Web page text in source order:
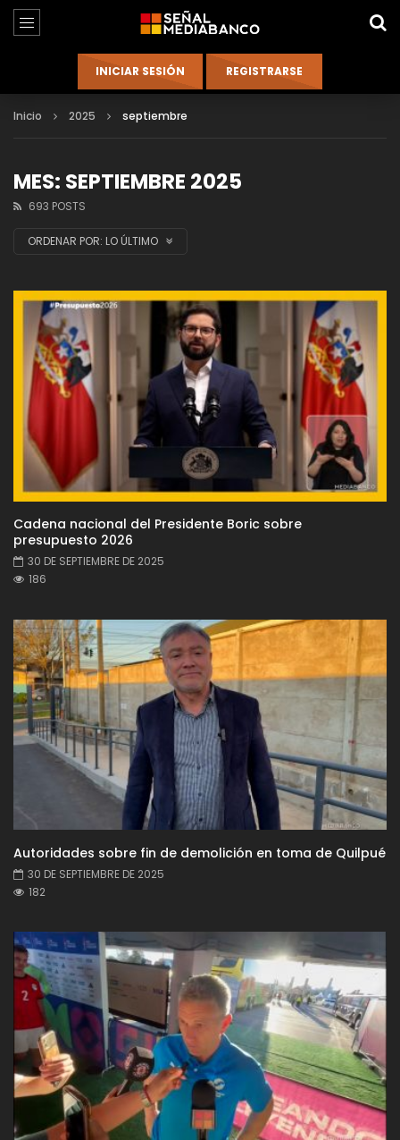
Inicio 2025 septiembre
MES: SEPTIEMBRE 2025
693 POSTS
ORDENAR POR: LO ÚLTIMO
Cadena nacional del Presidente Boric sobre
presupuesto 2026
30 DE SEPTIEMBRE DE 2025
186
Autoridades sobre fin de demolición en toma de Quilpué
30 DE SEPTIEMBRE DE 2025
182